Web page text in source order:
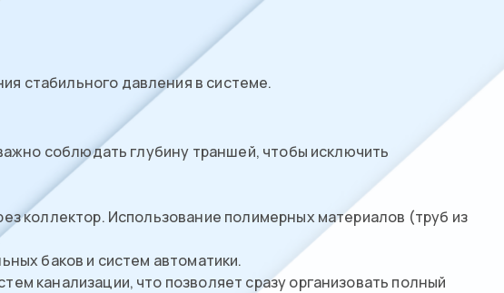
стабильного давления в системе.
соблюдать глубину траншей, чтобы исключить
коллектор. Использование полимерных материалов (труб из
баков и систем автоматики.
канализации, что позволяет сразу организовать полный